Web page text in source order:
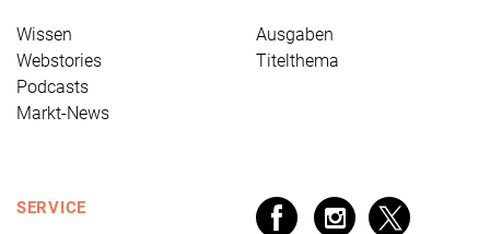
Wissen
Webstories
Podcasts
Markt-News
Ausgaben
Titelthema
SERVICE